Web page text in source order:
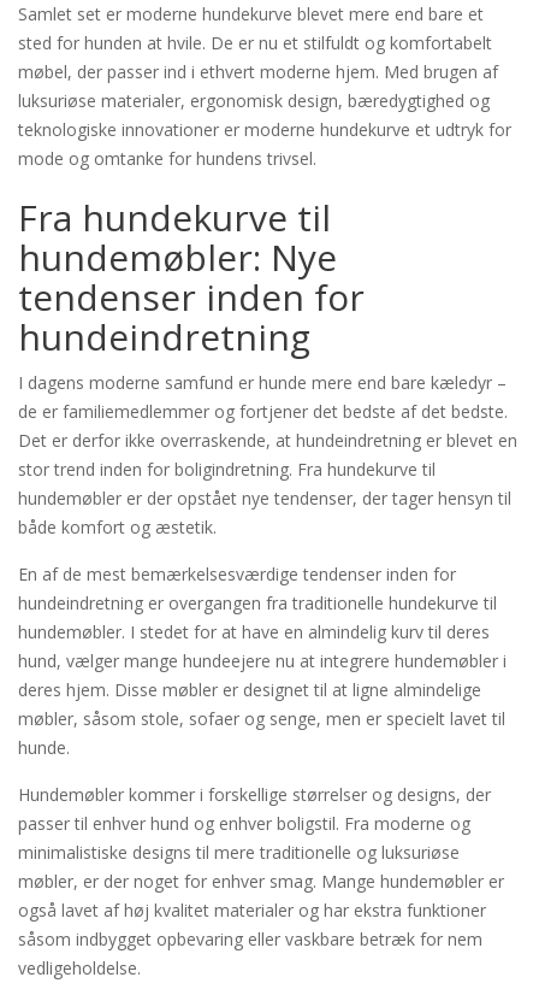
Samlet set er moderne hundekurve blevet mere end bare et
sted for hunden at hvile. De er nu et stilfuldt og komfortabelt
møbel, der passer ind i ethvert moderne hjem. Med brugen af
luksuriøse materialer, ergonomisk design, bæredygtighed og
teknologiske innovationer er moderne hundekurve et udtryk for
mode og omtanke for hundens trivsel.
Fra hundekurve til
hundemøbler: Nye
tendenser inden for
hundeindretning
I dagens moderne samfund er hunde mere end bare kæledyr –
de er familiemedlemmer og fortjener det bedste af det bedste.
Det er derfor ikke overraskende, at hundeindretning er blevet en
stor trend inden for boligindretning. Fra hundekurve til
hundemøbler er der opstået nye tendenser, der tager hensyn til
både komfort og æstetik.
En af de mest bemærkelsesværdige tendenser inden for
hundeindretning er overgangen fra traditionelle hundekurve til
hundemøbler. I stedet for at have en almindelig kurv til deres
hund, vælger mange hundeejere nu at integrere hundemøbler i
deres hjem. Disse møbler er designet til at ligne almindelige
møbler, såsom stole, sofaer og senge, men er specielt lavet til
hunde.
Hundemøbler kommer i forskellige størrelser og designs, der
passer til enhver hund og enhver boligstil. Fra moderne og
minimalistiske designs til mere traditionelle og luksuriøse
møbler, er der noget for enhver smag. Mange hundemøbler er
også lavet af høj kvalitet materialer og har ekstra funktioner
såsom indbygget opbevaring eller vaskbare betræk for nem
vedligeholdelse.